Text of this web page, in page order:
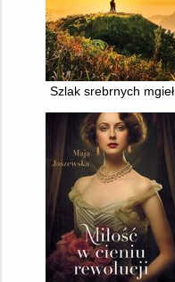
Szlak srebrnych mgieł